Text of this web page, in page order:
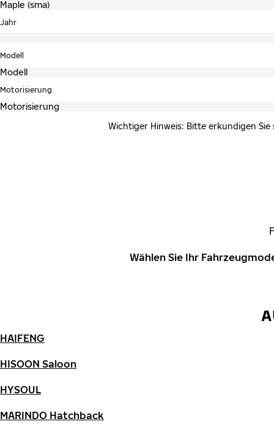
Jahr
Modell
Motorisierung
Wichtiger Hinweis: Bitte erkundigen
Wählen Sie Ihr
HAIFENG
HISOON Saloon
HYSOUL
MARINDO Hatchback